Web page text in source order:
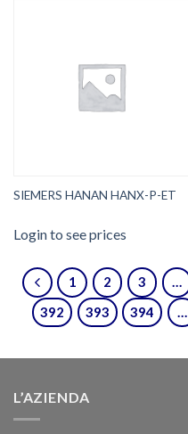
SIEMERS HANAN HANX-P-ET
Login to see prices
1 2 3 …
392
393 394 …
L’AZIENDA